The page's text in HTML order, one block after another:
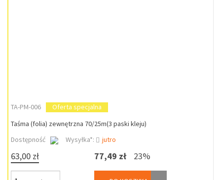
TA-PM-006
Oferta specjalna
Taśma (folia) zewnętrzna 70/25m(3 paski kleju)
Dostępność
Wysyłka*: jutro
63,00 zł 77,49 zł 23%